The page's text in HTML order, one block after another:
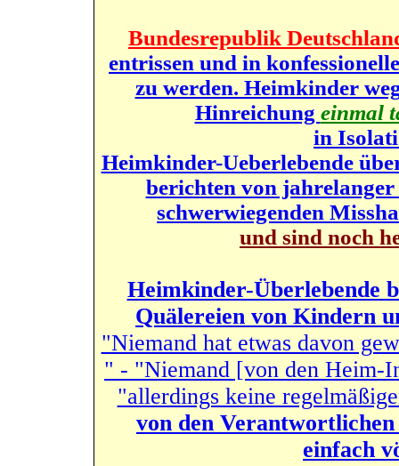
Bundesrepublik
entrissen und in
zu werden. Heimkinder
Hinreichung einmal
in
Heimkinder-Ueberlebende
berichten von
schwerwiegenden
und sind noch
Heimkinder-Überlebende
Quälereien von Kindern
"Niemand hat etwas davon
" - "Niemand [von den Heim-
"allerdings keine
von den
einfach